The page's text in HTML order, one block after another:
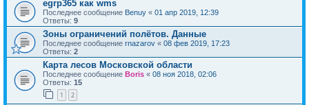
egrp365 как wms
Последнее сообщение Benuy « 01 апр 2019, 12:39
Ответы: 9
Зоны ограничений полётов. Данные
Последнее сообщение rnazarov « 08 фев 2019, 17:23
Ответы: 2
Карта лесов Московской области
Последнее сообщение Boris « 08 ноя 2018, 02:06
Ответы: 15
1 2